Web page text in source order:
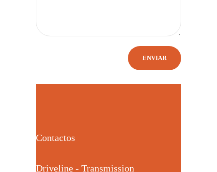
Contactos
Driveline - Transmission